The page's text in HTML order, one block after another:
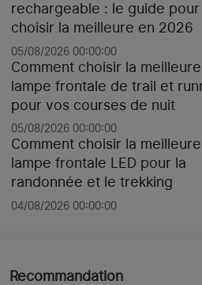
rechargeable : le guide pour
choisir la meilleure en 2026
05/08/2026 00:00:00
Comment choisir la meilleure
lampe frontale de trail et
pour vos courses de nuit
05/08/2026 00:00:00
Comment choisir la meilleure
lampe frontale LED pour la
randonnée et le trekking
04/08/2026 00:00:00
Recommandation